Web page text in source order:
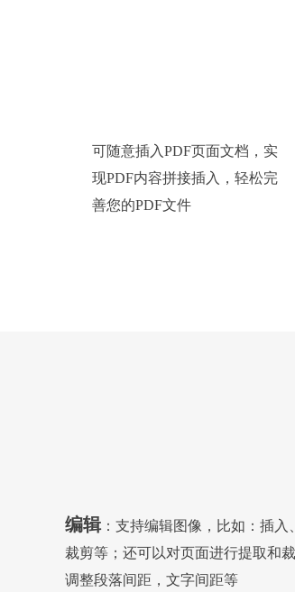
可随意插入PDF页面文档，实
现PDF内容拼接插入，轻松完
善您的PDF文件
编辑：支持编辑图像，比如：插入
裁剪等；还可以对页面进行提取和
调整段落间距，文字间距等